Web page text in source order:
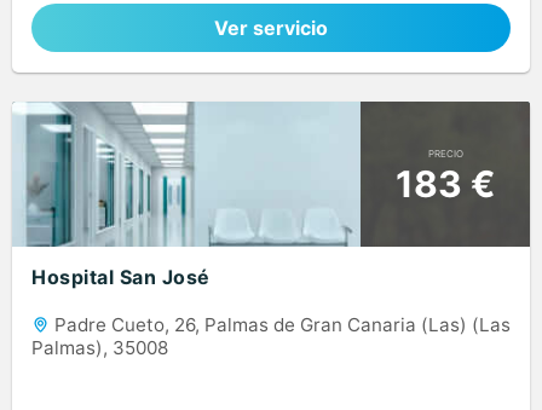
Ver servicio
PRECIO
183 €
Hospital San José
Padre Cueto, 26, Palmas de Gran Canaria (Las) (Las
Palmas), 35008